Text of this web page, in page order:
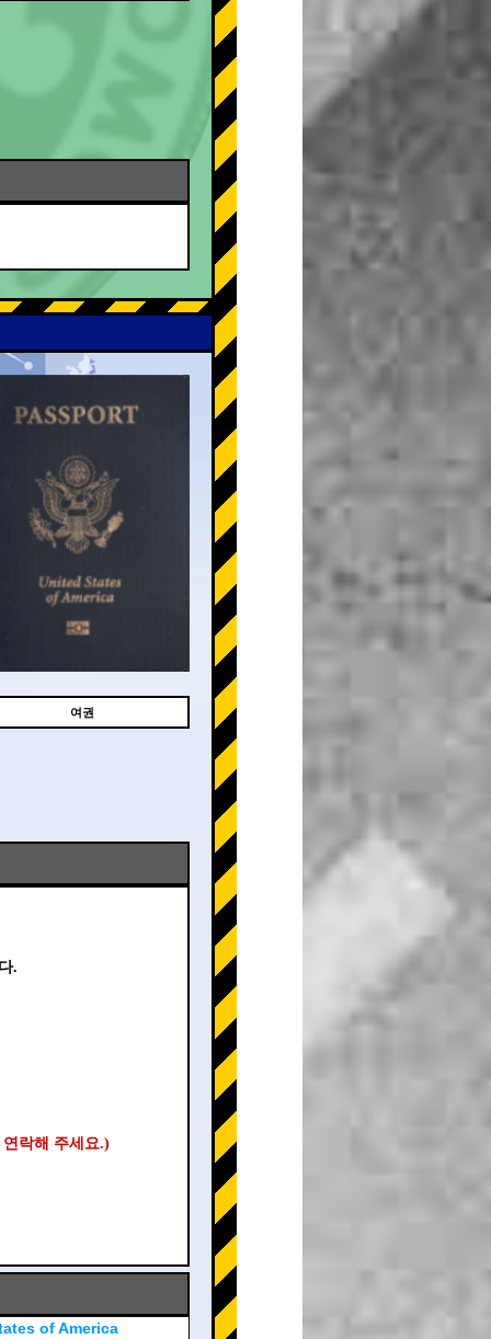
여권
.
락해 주세요.)
of America